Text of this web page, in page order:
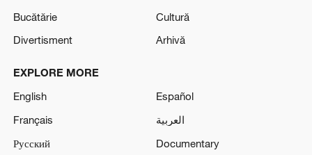
Bucătărie
Cultură
Divertisment
Arhivă
EXPLORE MORE
English
Español
Français
العربية
Русский
Documentary